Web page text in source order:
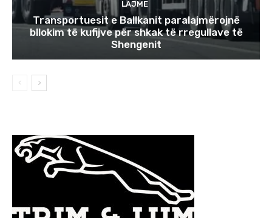
LAJME
Transportuesit e Ballkanit paralajmërojnë
bllokim të kufijve për shkak të rregullave të
Shengenit